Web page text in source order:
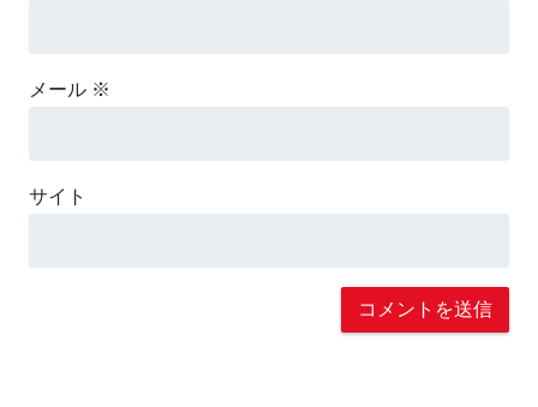
メール ※
サイト